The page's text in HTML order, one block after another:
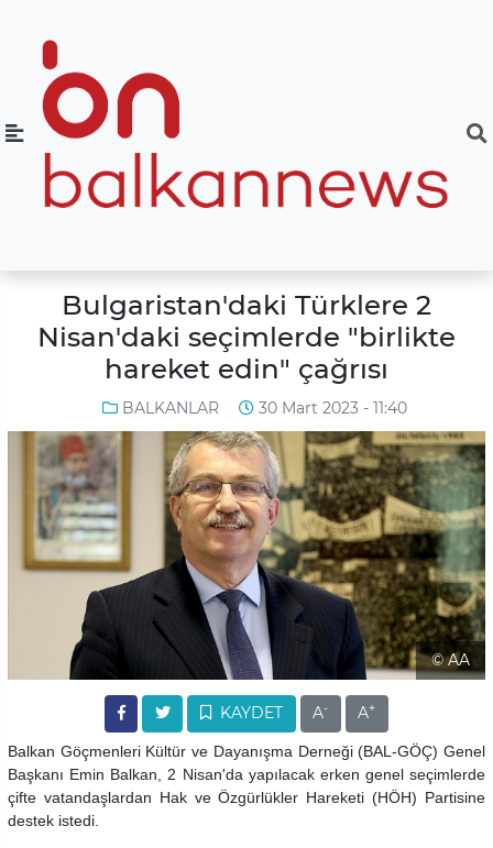
Bulgaristan'daki Türklere 2
Nisan'daki seçimlerde "birlikte
hareket edin" çağrısı
BALKANLAR 30 Mart 2023 - 11:40
© AA
KAYDET A- A+
Balkan Göçmenleri Kültür ve Dayanışma Derneği (BAL-GÖÇ) Genel
Başkanı Emin Balkan, 2 Nisan'da yapılacak erken genel seçimlerde
çifte vatandaşlardan Hak ve Özgürlükler Hareketi (HÖH) Partisine
destek istedi.